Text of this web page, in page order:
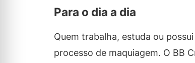
Para o dia a dia
Quem trabalha, estuda ou
processo de maquiagem. O BB